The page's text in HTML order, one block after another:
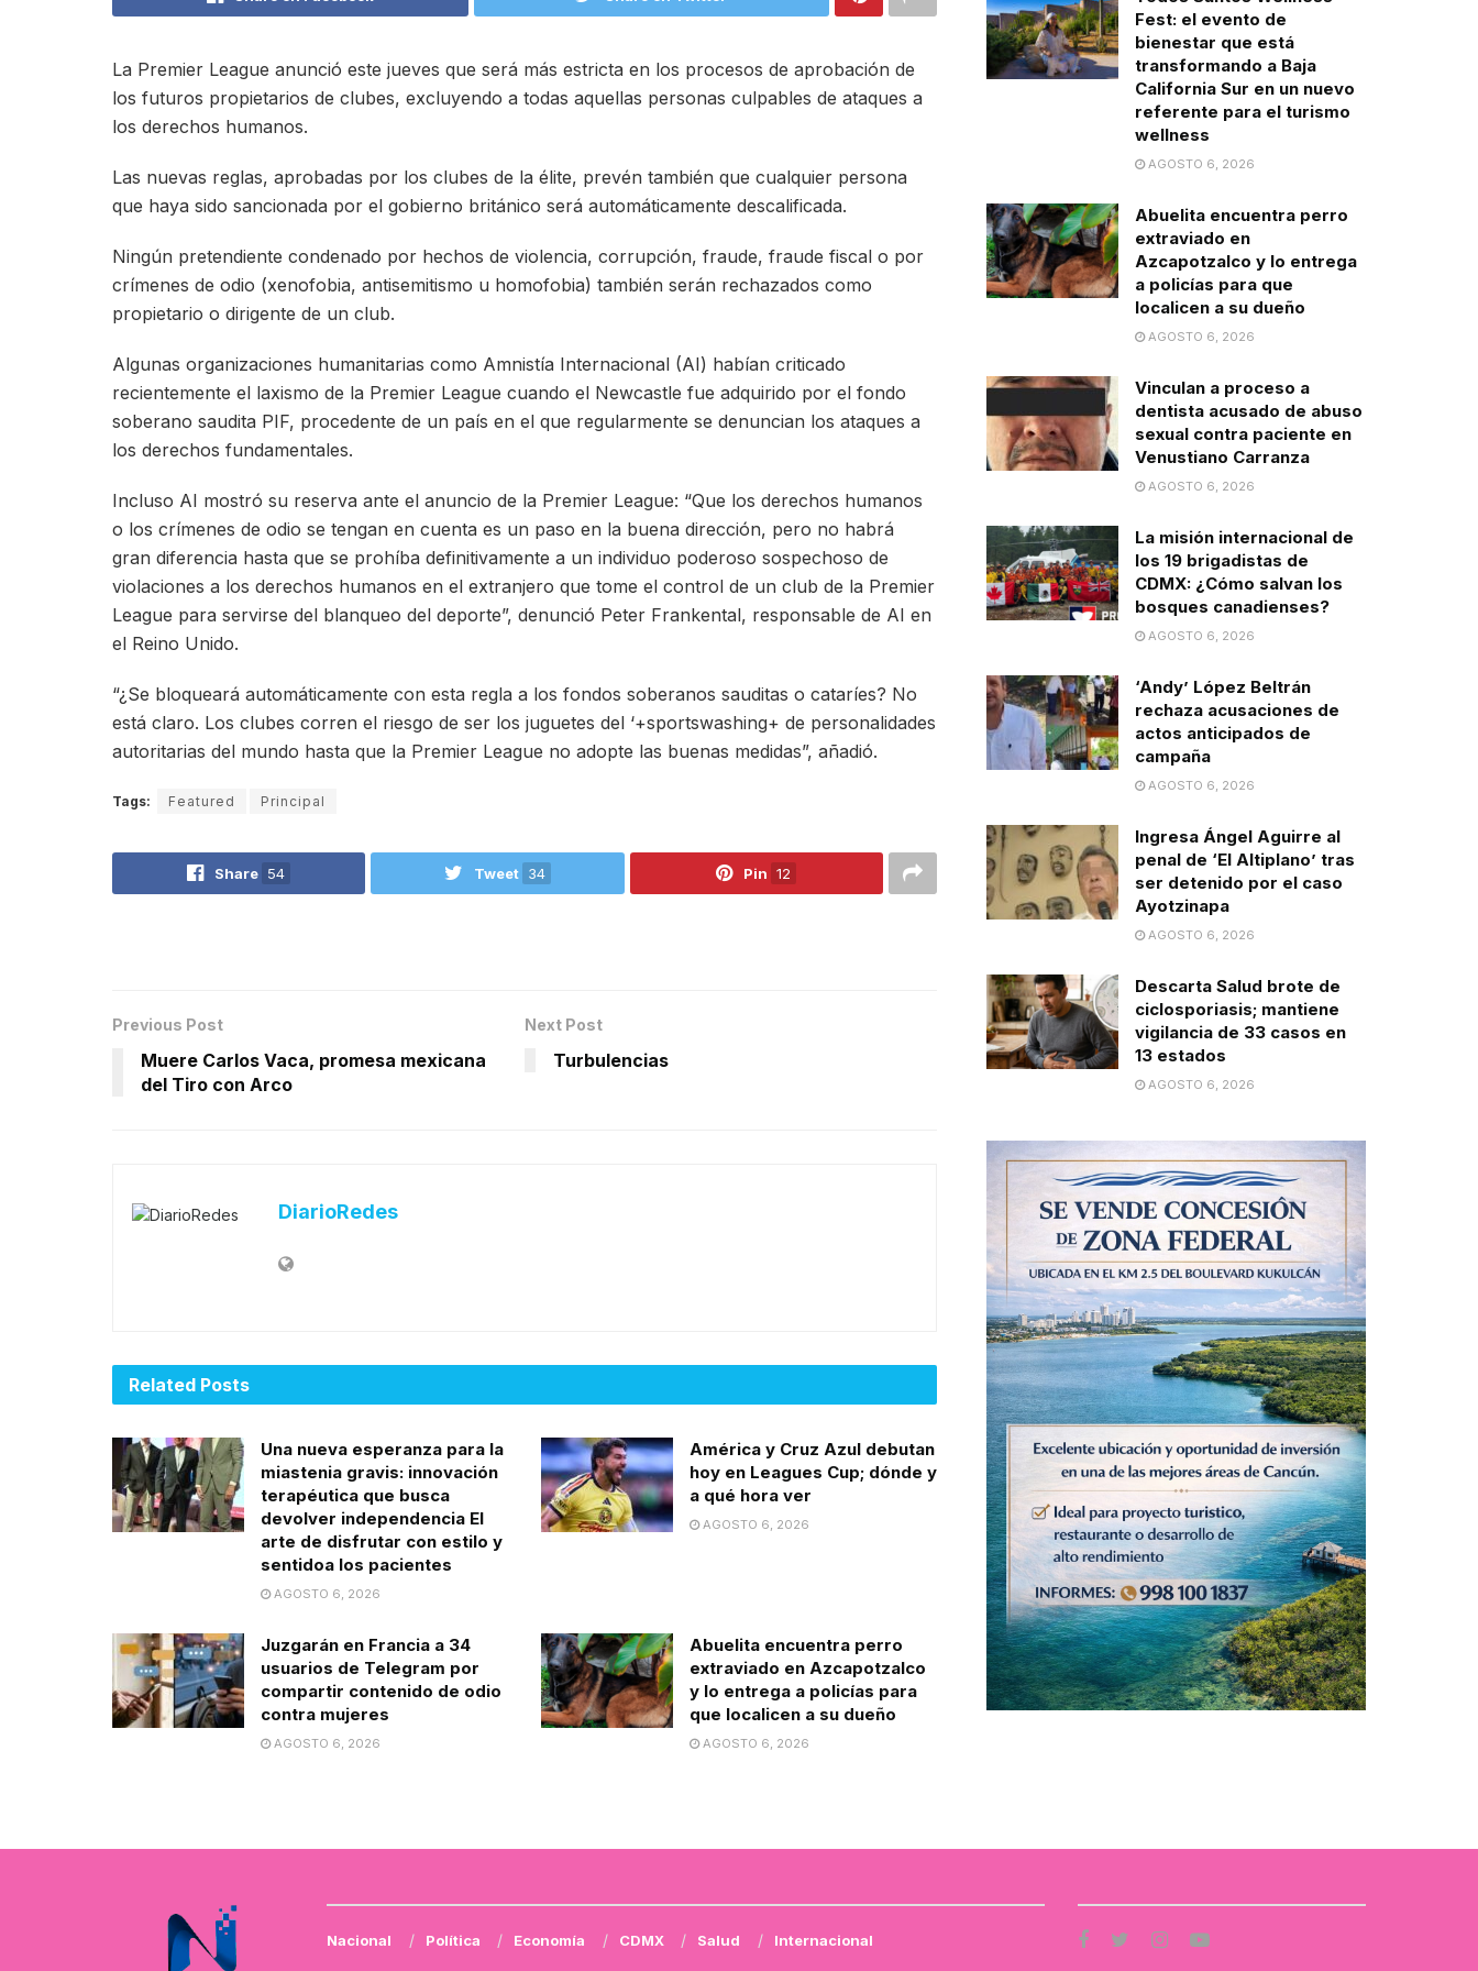
La Premier League anunció este jueves que será más estricta en los procesos de aprobación de
los futuros propietarios de clubes, excluyendo a todas aquellas personas culpables de ataques a
los derechos humanos.
Las nuevas reglas, aprobadas por los clubes de la élite, prevén también que cualquier persona
que haya sido sancionada por el gobierno británico será automáticamente descalificada.
Ningún pretendiente condenado por hechos de violencia, corrupción, fraude, fraude fiscal o por
crímenes de odio (xenofobia, antisemitismo u homofobia) también serán rechazados como
propietario o dirigente de un club.
Algunas organizaciones humanitarias como Amnistía Internacional (AI) habían criticado
recientemente el laxismo de la Premier League cuando el Newcastle fue adquirido por el fondo
soberano saudita PIF, procedente de un país en el que regularmente se denuncian los ataques a
los derechos fundamentales.
Incluso AI mostró su reserva ante el anuncio de la Premier League: “Que los derechos humanos
o los crímenes de odio se tengan en cuenta es un paso en la buena dirección, pero no habrá
gran diferencia hasta que se prohíba definitivamente a un individuo poderoso sospechoso de
violaciones a los derechos humanos en el extranjero que tome el control de un club de la Premier
League para servirse del blanqueo del deporte”, denunció Peter Frankental, responsable de AI en
el Reino Unido.
“¿Se bloqueará automáticamente con esta regla a los fondos soberanos sauditas o cataríes? No
está claro. Los clubes corren el riesgo de ser los juguetes del ‘+sportswashing+ de personalidades
autoritarias del mundo hasta que la Premier League no adopte las buenas medidas”, añadió.
Tags: Featured Principal
Share 54 Tweet 34 Pin 12
Previous Post
Muere Carlos Vaca, promesa mexicana
del Tiro con Arco
Next Post
Turbulencias
DiarioRedes
Related Posts
Una nueva esperanza para la
miastenia gravis: innovación
terapéutica que busca
devolver independencia El
arte de disfrutar con estilo y
sentidoa los pacientes
AGOSTO 6, 2026
América y Cruz Azul debutan
hoy en Leagues Cup; dónde y
a qué hora ver
AGOSTO 6, 2026
Juzgarán en Francia a 34
usuarios de Telegram por
compartir contenido de odio
contra mujeres
AGOSTO 6, 2026
Abuelita encuentra perro
extraviado en Azcapotzalco
y lo entrega a policías para
que localicen a su dueño
AGOSTO 6, 2026
Fest: el evento de
bienestar que está
transformando a Baja
California Sur en un nuevo
referente para el turismo
wellness
AGOSTO 6, 2026
Abuelita encuentra perro
extraviado en
Azcapotzalco y lo entrega
a policías para que
localicen a su dueño
AGOSTO 6, 2026
Vinculan a proceso a
dentista acusado de abuso
sexual contra paciente en
Venustiano Carranza
AGOSTO 6, 2026
La misión internacional de
los 19 brigadistas de
CDMX: ¿Cómo salvan los
bosques canadienses?
AGOSTO 6, 2026
‘Andy’ López Beltrán
rechaza acusaciones de
actos anticipados de
campaña
AGOSTO 6, 2026
Ingresa Ángel Aguirre al
penal de ‘El Altiplano’ tras
ser detenido por el caso
Ayotzinapa
AGOSTO 6, 2026
Descarta Salud brote de
ciclosporiasis; mantiene
vigilancia de 33 casos en
13 estados
AGOSTO 6, 2026
Nacional Política Economía CDMX Salud Internacional